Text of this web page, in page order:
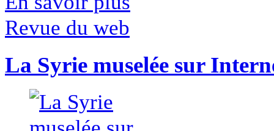
Revue du web
La Syrie muselée sur